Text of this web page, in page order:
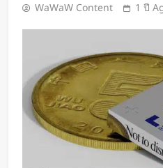
ร้อนล่วงหน้า
ChatGPT ท
สัปดาห์ เร็วที่
2 วัน Ago
Xiaomi เปิด
ชั้นบน รองรับ
2 วัน Ago
นักวิจัย NUS
อิเล็กทรอนิก
ซ่อมแซมตัว
WaWaW Content 1 ปี